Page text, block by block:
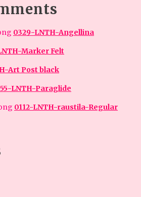
0329-LNTH-Angellina
Marker Felt
Art Post black
LNTH-Paraglide
0112-LNTH-raustila-Regular